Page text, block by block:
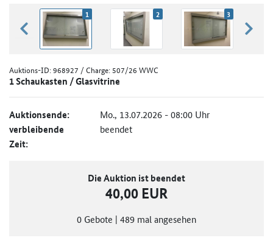
zurück blättern
1 2 3
Auktions-ID:968927 / Charge: 507/26 WWC
1 Schaukasten / Glasvitrine
Auktionsende: Mo., 13.07.2026 - 08:00 Uhr
verbleibende
Zeit:
beendet
Die Auktion ist beendet
40,00 EUR
0 Gebote | 489 mal angesehen